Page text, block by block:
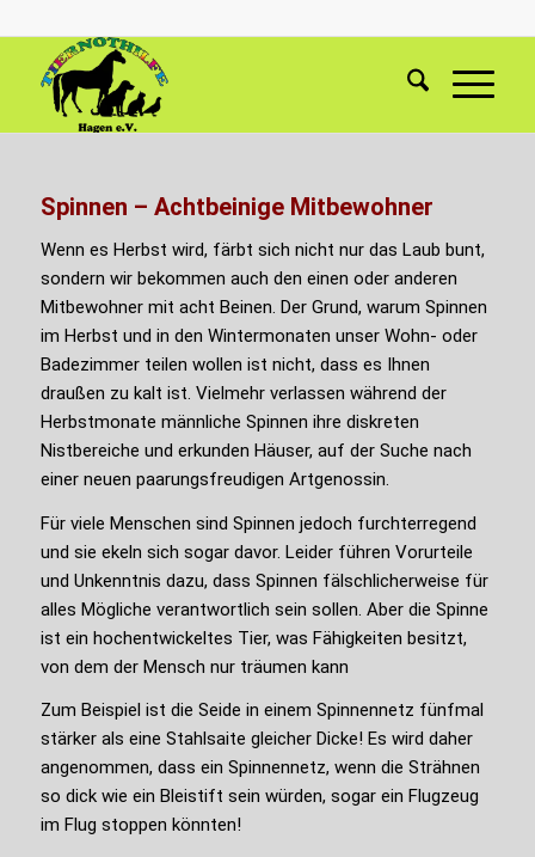
Spinnen – Achtbeinige Mitbewohner
Wenn es Herbst wird, färbt sich nicht nur das Laub bunt,
sondern wir bekommen auch den einen oder anderen
Mitbewohner mit acht Beinen. Der Grund, warum Spinnen
im Herbst und in den Wintermonaten unser Wohn- oder
Badezimmer teilen wollen ist nicht, dass es Ihnen
draußen zu kalt ist. Vielmehr verlassen während der
Herbstmonate männliche Spinnen ihre diskreten
Nistbereiche und erkunden Häuser, auf der Suche nach
einer neuen paarungsfreudigen Artgenossin.
Für viele Menschen sind Spinnen jedoch furchterregend
und sie ekeln sich sogar davor. Leider führen Vorurteile
und Unkenntnis dazu, dass Spinnen fälschlicherweise für
alles Mögliche verantwortlich sein sollen. Aber die Spinne
ist ein hochentwickeltes Tier, was Fähigkeiten besitzt,
von dem der Mensch nur träumen kann
Zum Beispiel ist die Seide in einem Spinnennetz fünfmal
stärker als eine Stahlsaite gleicher Dicke! Es wird daher
angenommen, dass ein Spinnennetz, wenn die Strähnen
so dick wie ein Bleistift sein würden, sogar ein Flugzeug
im Flug stoppen könnten!